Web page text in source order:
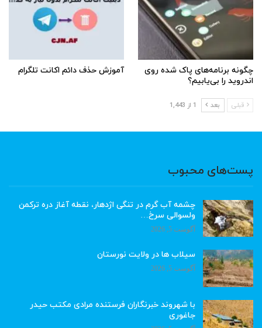
چگونه برنامه‌های پاک شده روی
اندروید را بی‌یابیم؟
آموزش حذف دائم اکانت تلگرام
قبلی بعد 1 از 1,443
پست‌های محبوب
چشمه آب گرم در تنگی اژدهار، نقطه آغاز دره ترکمن
ولسوالی سرخ…
آگوست 5, 2026
سیلاب ها در ولایت نورستان
آگوست 5, 2026
با شهروند خبرنگاران فرستنده مرادی مکتب حیدر
جاغوری